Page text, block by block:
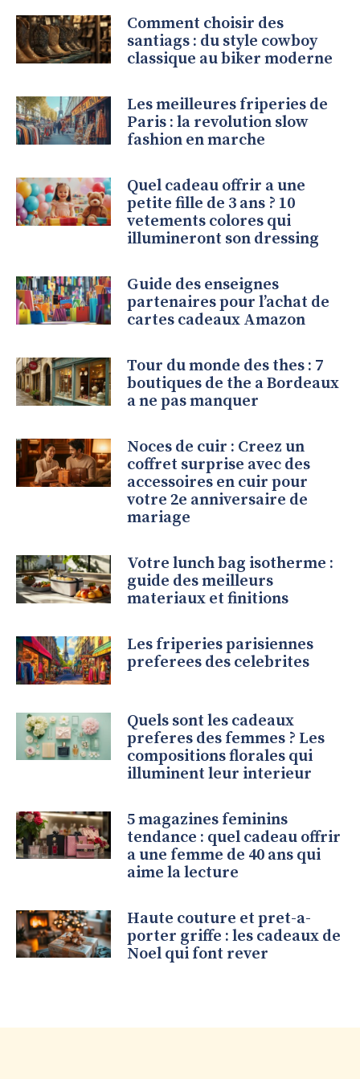
Comment choisir des
santiags : du style cowboy
classique au biker moderne
Les meilleures friperies de
Paris : la revolution slow
fashion en marche
Quel cadeau offrir a une
petite fille de 3 ans ? 10
vetements colores qui
illumineront son dressing
Guide des enseignes
partenaires pour l’achat de
cartes cadeaux Amazon
Tour du monde des thes : 7
boutiques de the a Bordeaux
a ne pas manquer
Noces de cuir : Creez un
coffret surprise avec des
accessoires en cuir pour
votre 2e anniversaire de
mariage
Votre lunch bag isotherme :
guide des meilleurs
materiaux et finitions
Les friperies parisiennes
preferees des celebrites
Quels sont les cadeaux
preferes des femmes ? Les
compositions florales qui
illuminent leur interieur
5 magazines feminins
tendance : quel cadeau offrir
a une femme de 40 ans qui
aime la lecture
Haute couture et pret-a-
porter griffe : les cadeaux de
Noel qui font rever